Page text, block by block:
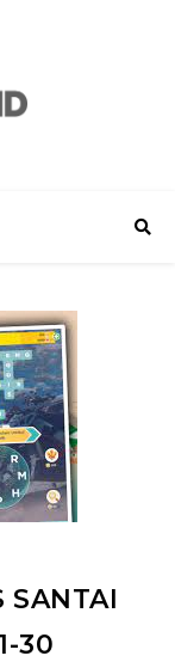
SANTAI
30